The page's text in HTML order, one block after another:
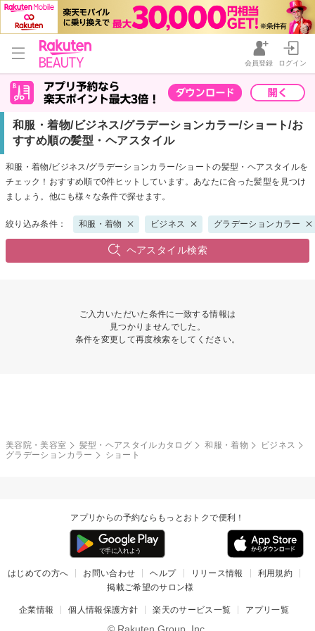
会員登録 ログイン
和服・着物/ビジネス/グラデーションカラー/ショート/お
すすめ順の髪型・ヘアスタイル
和服・着物/ビジネス/グラデーションカラー/ショートの髪型・ヘアスタイルを
チェック！おすすめ順で0件ヒットしています。あなたに合った髪型を見つけ
ましょう。他にも様々な条件で探せます。
絞り込み条件： 和服・着物 ビジネス グラデーションカラー
ヘアスタイル検索
ご入力いただいた条件に一致する情報は
見つかりませんでした。
条件を変更して再度検索をしてください。
美容院・美容室 髪型・ヘアスタイルカタログ 和服・着物
ビジネス
グラデーションカラー
ショート
アプリからの予約ならもっとおトクで便利！
はじめての方へ お問い合わせ ヘルプ リリース情報
利用規約
掲載ご希望のサロン様
企業情報 個人情報保護方針 楽天のサービス一覧 アプリ一覧